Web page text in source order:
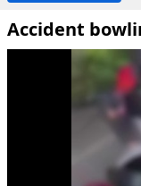
Accident